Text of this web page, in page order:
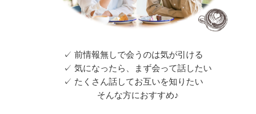
✓ 前情報無しで会うのは気が引ける
✓ 気になったら、まず会って話したい
✓ たくさん話してお互いを知りたい
そんな方におすすめ♪